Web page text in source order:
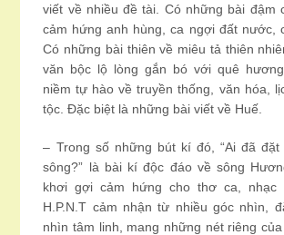
viết về nhiều đề tài. Có những bài đậm
cảm hứng anh hùng, ca ngợi đất nước,
Có những bài thiên về miêu tả thiên
văn bộc lộ lòng gắn bó với quê
niềm tự hào về truyền thống, văn hóa,
tộc. Đặc biệt là những bài viết về Huế.
– Trong số những bút kí đó, “Ai đã đặt
sông?” là bài kí độc đáo về sông
khơi gợi cảm hứng cho thơ ca, nhạc
H.P.N.T cảm nhận từ nhiều góc nhìn,
nhìn tâm linh, mang những nét riêng của